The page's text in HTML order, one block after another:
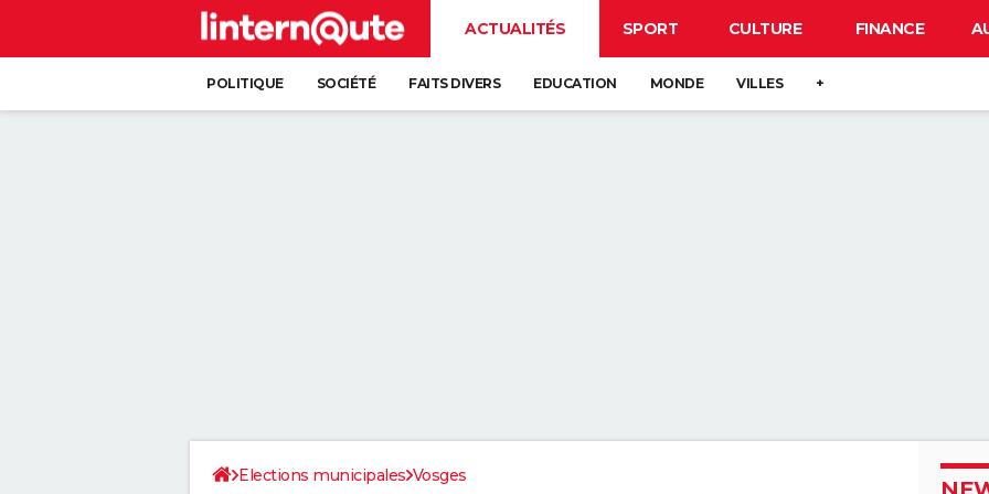
ACTUALITÉS SPORT CULTURE FINANCE
POLITIQUE SOCIÉTÉ FAITS DIVERS EDUCATION MONDE VILLES +
Elections municipales Vosges